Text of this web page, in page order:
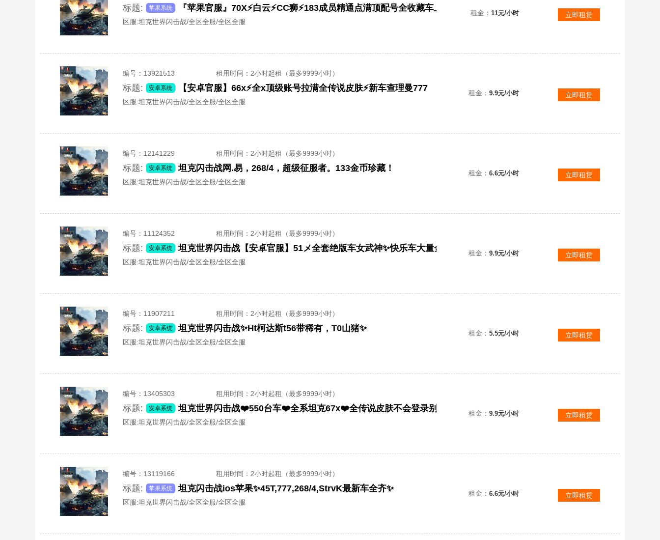
标题: 苹果系统 『苹果官服』70X⚡白云⚡CC狮⚡183成员精通点满顶配号全收藏车上百台金币车收藏车
区服:坦克世界闪击战/全区全服/全区全服
租金： 11元/小时 立即租赁
编号： 13921513 租用时间 ：2小时起租（最多9999小时）
标题: 安卓系统 【安卓官服】66x⚡全x顶级账号拉满全传说皮肤⚡新车查理曼777
区服:坦克世界闪击战/全区全服/全区全服
租金： 9.9元/小时 立即租赁
编号： 12141229 租用时间 ：2小时起租（最多9999小时）
标题: 安卓系统 坦克闪击战网.易，268/4，超级征服者。133金币珍藏！
区服:坦克世界闪击战/全区全服/全区全服
租金： 6.6元/小时 立即租赁
编号： 11124352 租用时间 ：2小时起租（最多9999小时）
标题: 安卓系统 坦克世界闪击战【安卓官服】51メ全套绝版车女武神✨快乐车大量金车117✨满成员天赋，Xm66f
区服:坦克世界闪击战/全区全服/全区全服
租金： 9.9元/小时 立即租赁
编号： 11907211 租用时间 ：2小时起租（最多9999小时）
标题: 安卓系统 坦克世界闪击战✨Ht柯达斯t56带稀有，T0山猪✨
区服:坦克世界闪击战/全区全服/全区全服
租金： 5.5元/小时 立即租赁
编号： 13405303 租用时间 ：2小时起租（最多9999小时）
标题: 安卓系统 坦克世界闪击战❤️550台车❤️全系坦克67x❤️全传说皮肤不会登录别下单
区服:坦克世界闪击战/全区全服/全区全服
租金： 9.9元/小时 立即租赁
编号： 13119166 租用时间 ：2小时起租（最多9999小时）
标题: 苹果系统 坦克闪击战ios苹果✨45T,777,268/4,StrvK最新车全齐✨
区服:坦克世界闪击战/全区全服/全区全服
租金： 6.6元/小时 立即租赁